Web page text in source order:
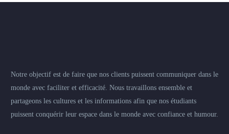
Notre objectif est de faire que nos clients puissent communiquer dans le
monde avec faciliter et efficacité. Nous travaillons ensemble et
partageons les cultures et les informations afin que nos étudiants
puissent conquérir leur espace dans le monde avec confiance et humour.